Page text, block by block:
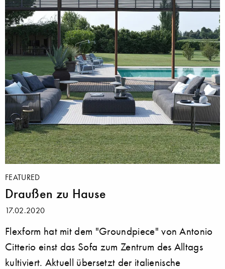
FEATURED
Draußen zu Hause
17.02.2020
Flexform hat mit dem "Groundpiece" von Antonio
Citterio einst das Sofa zum Zentrum des Alltags
kultiviert. Aktuell übersetzt der italienische